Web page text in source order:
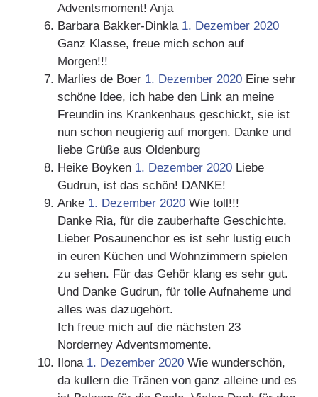
Adventsmoment! Anja
Barbara Bakker-Dinkla 1. Dezember 2020
Ganz Klasse, freue mich schon auf
Morgen!!!
Marlies de Boer 1. Dezember 2020 Eine sehr
schöne Idee, ich habe den Link an meine
Freundin ins Krankenhaus geschickt, sie ist
nun schon neugierig auf morgen. Danke und
liebe Grüße aus Oldenburg
Heike Boyken 1. Dezember 2020 Liebe
Gudrun, ist das schön! DANKE!
Anke 1. Dezember 2020 Wie toll!!!
Danke Ria, für die zauberhafte Geschichte.
Lieber Posaunenchor es ist sehr lustig euch
in euren Küchen und Wohnzimmern spielen
zu sehen. Für das Gehör klang es sehr gut.
Und Danke Gudrun, für tolle Aufnaheme und
alles was dazugehört.
Ich freue mich auf die nächsten 23
Norderney Adventsmomente.
Ilona 1. Dezember 2020 Wie wunderschön,
da kullern die Tränen von ganz alleine und es